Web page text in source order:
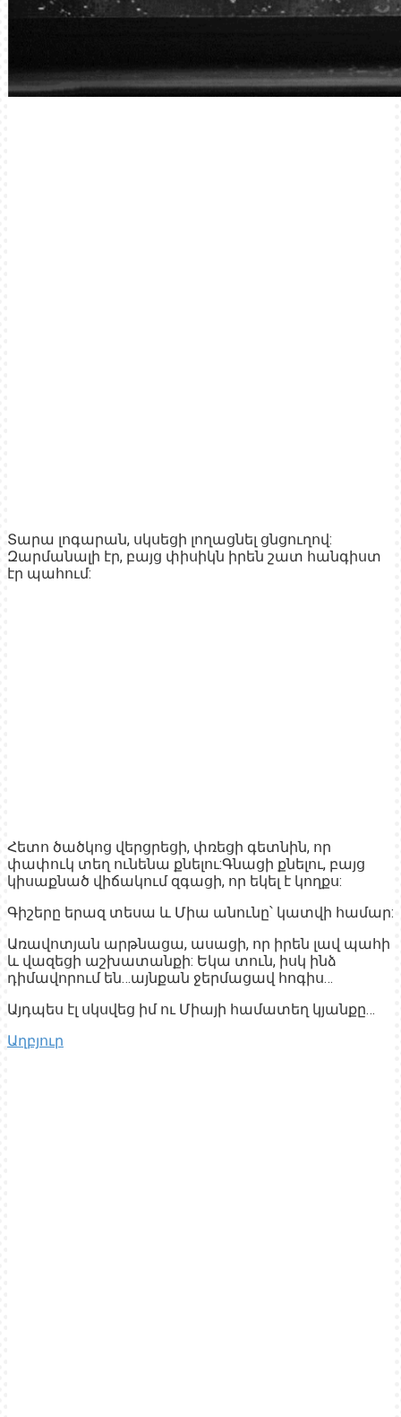
Տարա լոգարան, սկսեցի լողացնել ցնցուղով:
Զարմանալի էր, բայց փիսիկն իրեն շատ հանգիստ
էր պահում:
Հետո ծածկոց վերցրեցի, փռեցի գետնին, որ
փափուկ տեղ ունենա քնելու:Գնացի քնելու, բայց
կիսաքնած վիճակում զգացի, որ եկել է կողքս:
Գիշերը երազ տեսա և Միա անունը՝ կատվի համար:
Առավոտյան արթնացա, ասացի, որ իրեն լավ պահի
և վազեցի աշխատանքի: Եկա տուն, իսկ ինձ
դիմավորում են…այնքան ջերմացավ հոգիս…
Այդպես էլ սկսվեց իմ ու Միայի համատեղ կյանքը…
Աղբյուր